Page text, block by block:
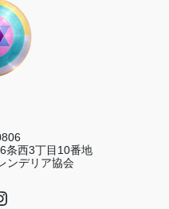
条西3丁目10番地
ンデリア協会